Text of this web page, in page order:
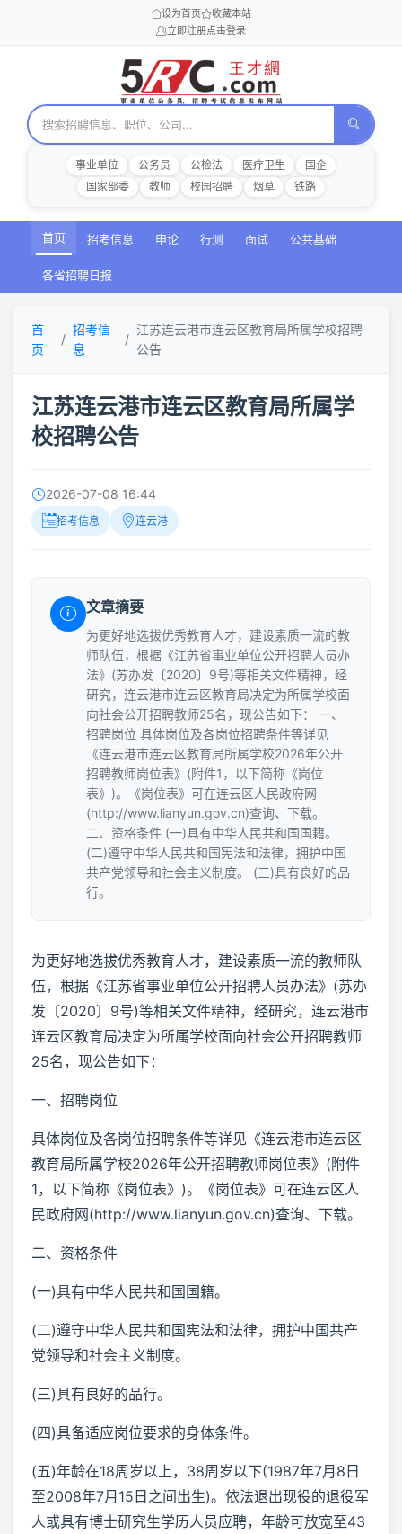
设为首页
收藏本站
立即注册点击登录
事业单位 公务员 公检法 医疗卫生
国企
国家部委
教师 校园招聘 烟草 铁路
首页 招考信息 申论 行测 面试 公共基础
各省招聘日报
首
页
招考信
息
江苏连云港市连云区教育局所属学校招聘
公告
江苏连云港市连云区教育局所属学
校招聘公告
2026-07-08 16:44
招考信息 连云港
文章摘要
为更好地选拔优秀教育人才，建设素质一流的教
师队伍，根据《江苏省事业单位公开招聘人员办
法》(苏办发〔2020〕9号)等相关文件精神，经
研究，连云港市连云区教育局决定为所属学校面
向社会公开招聘教师25名，现公告如下： 一、
招聘岗位 具体岗位及各岗位招聘条件等详见
《连云港市连云区教育局所属学校2026年公开
招聘教师岗位表》(附件1，以下简称《岗位
表》)。《岗位表》可在连云区人民政府网
(http://www.lianyun.gov.cn)查询、下载。
二、资格条件 (一)具有中华人民共和国国籍。
(二)遵守中华人民共和国宪法和法律，拥护中国
共产党领导和社会主义制度。 (三)具有良好的品
行。
为更好地选拔优秀教育人才，建设素质一流的教师队
伍，根据《江苏省事业单位公开招聘人员办法》(苏办
发〔2020〕9号)等相关文件精神，经研究，连云港市
连云区教育局决定为所属学校面向社会公开招聘教师
25名，现公告如下：
一、招聘岗位
具体岗位及各岗位招聘条件等详见《连云港市连云区
教育局所属学校2026年公开招聘教师岗位表》(附件
1，以下简称《岗位表》)。《岗位表》可在连云区人
民政府网(http://www.lianyun.gov.cn)查询、下载。
二、资格条件
(一)具有中华人民共和国国籍。
(二)遵守中华人民共和国宪法和法律，拥护中国共产
党领导和社会主义制度。
(三)具有良好的品行。
(四)具备适应岗位要求的身体条件。
(五)年龄在18周岁以上，38周岁以下(1987年7月8日
至2008年7月15日之间出生)。依法退出现役的退役军
人或具有博士研究生学历人员应聘，年龄可放宽至43